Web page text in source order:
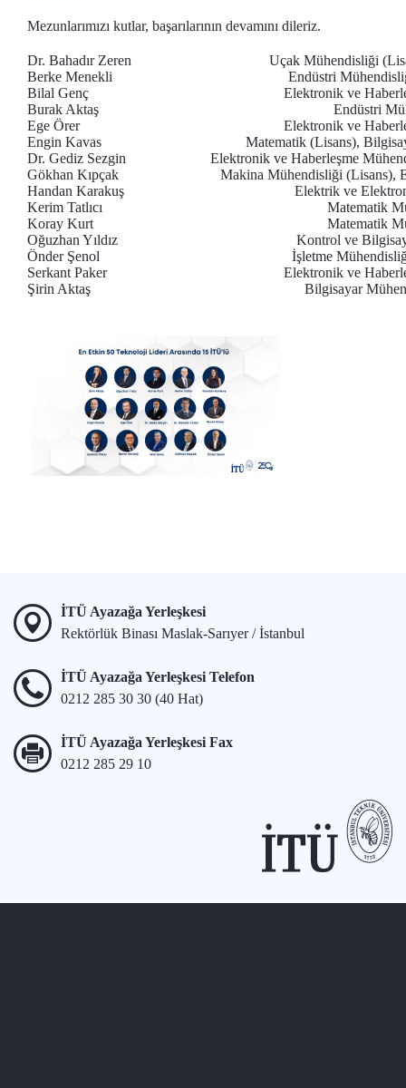
Mezunlarımızı kutlar, başarılarının devamını dileriz.
Dr. Bahadır Zeren
Uçak Mühendisliği
Berke Menekli
Endüstri
Bilal Genç
Elektronik ve
Burak Aktaş
Endüstri
Ege Örer
Elektronik ve
Engin Kavas
Matematik (Lisans),
Dr. Gediz Sezgin
Elektronik ve Haberleşme
Gökhan Kıpçak
Makina Mühendisliği (Lisans),
Handan Karakuş
Elektrik ve
Kerim Tatlıcı
Matematik
Koray Kurt
Matematik
Oğuzhan Yıldız
Kontrol ve
Önder Şenol
İşletme
Serkant Paker
Elektronik ve
Şirin Aktaş
Bilgisayar
İTÜ Ayazağa Yerleşkesi
Rektörlük Binası Maslak-Sarıyer / İstanbul
İTÜ Ayazağa Yerleşkesi Telefon
0212 285 30 30 (40 Hat)
İTÜ Ayazağa Yerleşkesi Fax
0212 285 29 10